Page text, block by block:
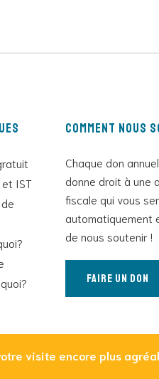
IST
Comment nous
Chaque don
donne droit à une
fiscale qui vous
automatiquement
de nous soutenir !
Faire un don
visite encore plus